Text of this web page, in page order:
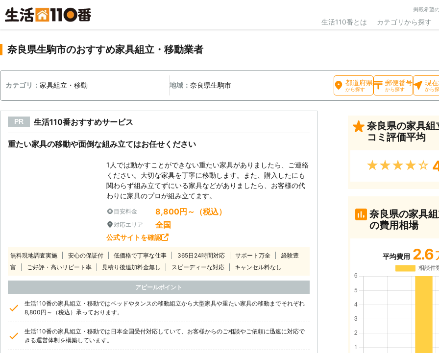
掲載希望
生活110番とは カテゴリから探す
奈良県生駒市のおすすめ家具組立・移動業者
カテゴリ： 家具組立・移動 地域：奈良県生駒市 都道府県
から探す
郵便番号
から探す
現
から
PR 生活110番おすすめサービス
重たい家具の移動や面倒な組み立てはお任せください
1人では動かすことができない重たい家具がありましたら、ご連絡
ください。大切な家具を丁寧に移動します。また、購入したにも
関わらず組み立てずにいる家具などがありましたら、お客様の代
わりに家具のプロが組み立てます。
目安料金 8,800円～（税込）
対応エリア 全国
公式サイトを確認
無料現地調査実施 安心の保証付 低価格で丁寧な仕事 365日24時間対応 サポート万全
経験豊
富
ご好評・高いリピート率 見積り後追加料金無し スピーディーな対応 キャンセル料なし
アピールポイント
生活110番の家具組立・移動ではベッドやタンスの移動組立から大型家具や重たい家具の移動までそれぞれ
8,800円～（税込）承っております。
生活110番の家具組立・移動では日本全国受付対応していて、お客様からのご相談やご依頼に迅速に対応で
きる運営体制を構築しています。
奈良県の家具組
コミ評価平均
★★★★★
奈良県の家具
の費用相場
平均費用 2.6